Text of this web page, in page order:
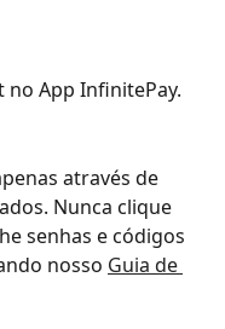
no App InfinitePay.
através de
Nunca clique
senhas e códigos
nosso Guia de